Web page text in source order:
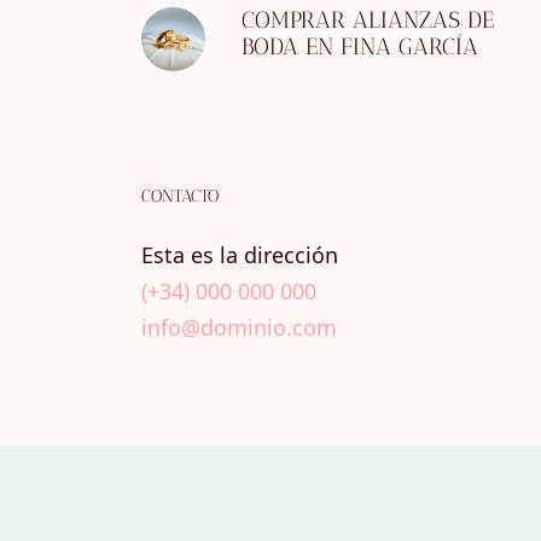
COMPRAR ALIANZAS DE
BODA EN FINA GARCÍA
CONTACTO
Esta es la dirección
(+34) 000 000 000
info@dominio.com